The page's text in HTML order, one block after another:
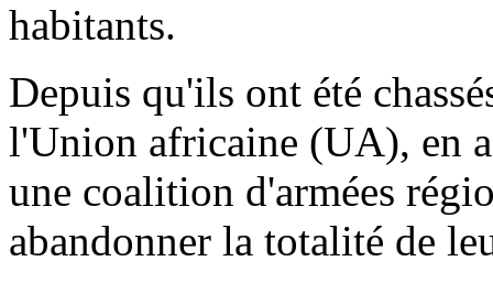
habitants.
Depuis qu'ils ont été
l'Union africaine (UA), en
une coalition d'armées
abandonner la totalité de